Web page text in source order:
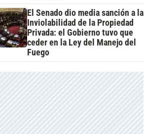
El Senado dio media sanción a la
Inviolabilidad de la Propiedad
Privada: el Gobierno tuvo que
ceder en la Ley del Manejo del
Fuego